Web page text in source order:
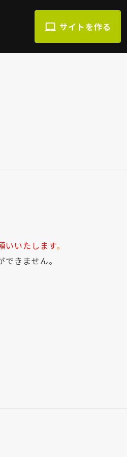
サイトを作る
いいたします。
きません。